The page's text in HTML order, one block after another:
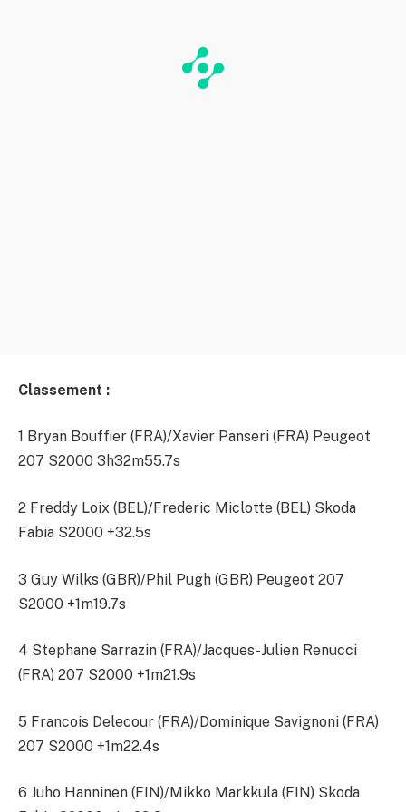
Classement :
1 Bryan Bouffier (FRA)/Xavier Panseri (FRA) Peugeot
207 S2000 3h32m55.7s
2 Freddy Loix (BEL)/Frederic Miclotte (BEL) Skoda
Fabia S2000 +32.5s
3 Guy Wilks (GBR)/Phil Pugh (GBR) Peugeot 207
S2000 +1m19.7s
4 Stephane Sarrazin (FRA)/Jacques-Julien Renucci
(FRA) 207 S2000 +1m21.9s
5 Francois Delecour (FRA)/Dominique Savignoni (FRA)
207 S2000 +1m22.4s
6 Juho Hanninen (FIN)/Mikko Markkula (FIN) Skoda